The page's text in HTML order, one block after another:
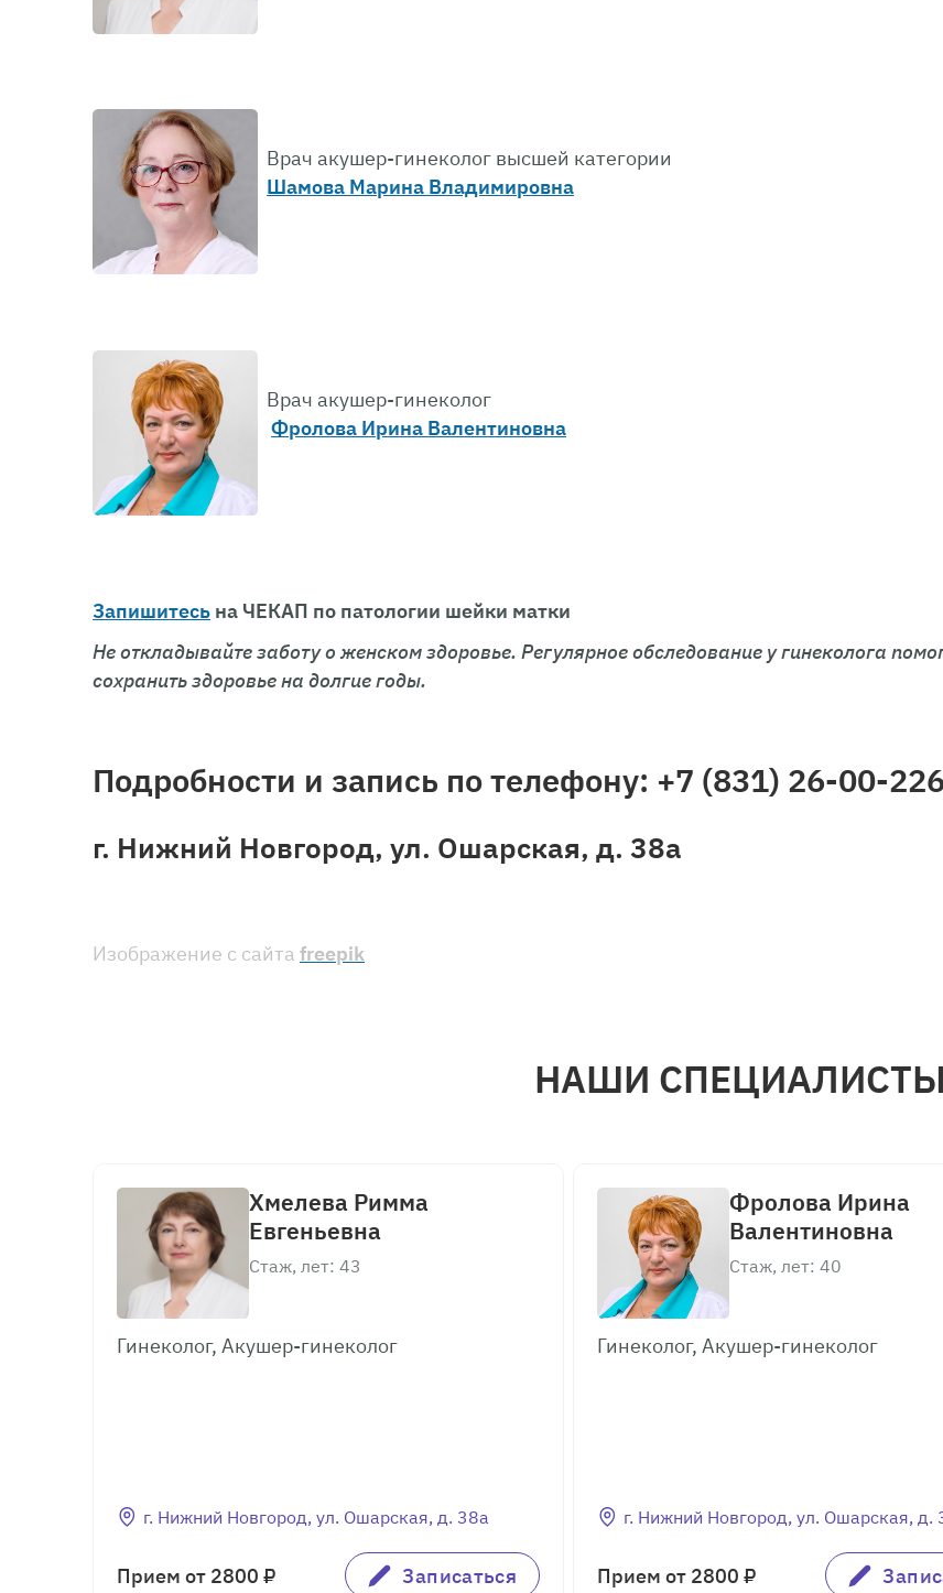
Врач акушер-гинеколог высшей категории
Шамова Марина Владимировна
Врач акушер-гинеколог
Фролова Ирина Валентиновна
Запишитесь на ЧЕКАП по патологии шейки матки
Не откладывайте заботу о женском здоровье. Регулярное обследование у гинеколога
сохранить здоровье на долгие годы.
Подробности и запись по телефону: +7 (831) 26-00-226
г. Нижний Новгород, ул. Ошарская, д. 38а
Изображение с сайтаfreepik
НАШИ СПЕЦИАЛИСТЫ
Хмелева Римма
Евгеньевна
Стаж, лет: 43
Гинеколог, Акушер-гинеколог
г. Нижний Новгород, ул. Ошарская, д. 38а
Прием от 2800 ₽ Записаться
Фролова Ирина
Валентиновна
Стаж, лет: 40
Гинеколог, Акушер-гинеколог
г. Нижний Новгород, ул. Ошарская, д.
Прием от 2800 ₽